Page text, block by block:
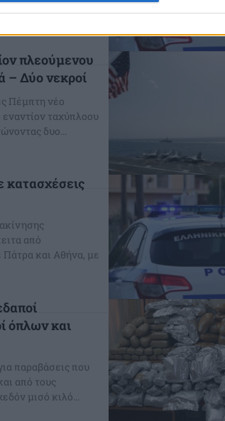
ναρκωτικών...
πλεούμενου
– Δύο νεκροί
Πέμπτη νέο
ταχύπλοου
δυο...
από
Πάτρα και Αθήνα, με
όπλων και
παραβάσεις που
από τους
μισό κιλό...